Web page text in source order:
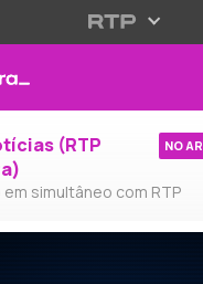
(RTP
em simultâneo com RTP
NO AR